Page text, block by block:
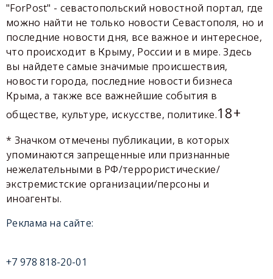
"ForPost" - севастопольский новостной портал, где
можно найти не только новости Севастополя, но и
последние новости дня, все важное и интересное,
что происходит в Крыму, России и в мире. Здесь
вы найдете самые значимые происшествия,
новости города, последние новости бизнеса
Крыма, а также все важнейшие события в
обществе, культуре, искусстве, политике.18+
* Значком отмечены публикации, в которых
упоминаются запрещенные или признанные
нежелательными в РФ/террористические/
экстремистские организации/персоны и
иноагенты.
Реклама на сайте:
+7 978 818-20-01